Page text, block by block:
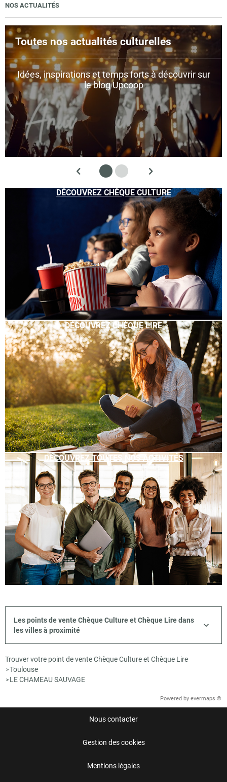
NOS ACTUALITÉS
Toutes nos actualités culturelles
Idées, inspirations et temps forts à découvrir sur
le blog Upcoop
DÉCOUVREZ CHÈQUE CULTURE
DÉCOUVREZ CHÈQUE LIRE
DÉCOUVREZ TOUTES NOS ACTIVITÉS
Les points de vente Chèque Culture et Chèque Lire dans
les villes à proximité
Trouver votre point de vente Chèque Culture et Chèque Lire
>Toulouse
> LE CHAMEAU SAUVAGE
Powered by evermaps ©
Nous contacter
Gestion des cookies
Mentions légales